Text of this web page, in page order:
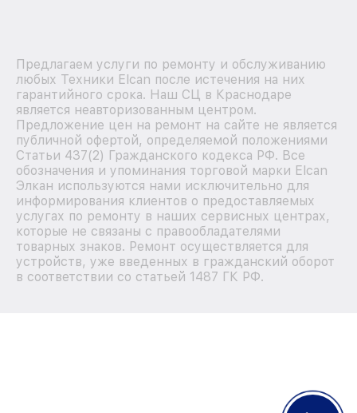
Предлагаем услуги по ремонту и обслуживанию
любых Техники Elcan после истечения на них
гарантийного срока. Наш СЦ в Краснодаре
является неавторизованным центром.
Предложение цен на ремонт на сайте не является
публичной офертой, определяемой положениями
Статьи 437(2) Гражданского кодекса РФ. Все
обозначения и упоминания торговой марки Elcan
Элкан используются нами исключительно для
информирования клиентов о предоставляемых
услугах по ремонту в наших сервисных центрах,
которые не связаны с правообладателями
товарных знаков. Ремонт осуществляется для
устройств, уже введенных в гражданский оборот
в соответствии со статьей 1487 ГК РФ.